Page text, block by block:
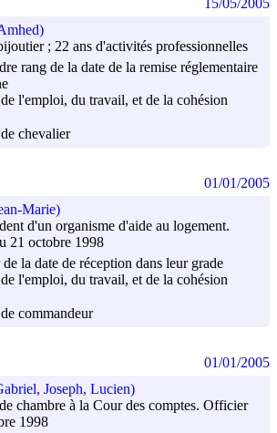
; 22 ans d'activités professionnelles
rang de la date de la remise réglementaire
l'emploi, du travail, et de la cohésion
chevalier
15/05/2005
Marie)
d'un organisme d'aide au logement.
21 octobre 1998
la date de réception dans leur grade
l'emploi, du travail, et de la cohésion
commandeur
01/01/2005
Joseph, Lucien)
chambre à la Cour des comptes. Officier
1998
01/01/2005